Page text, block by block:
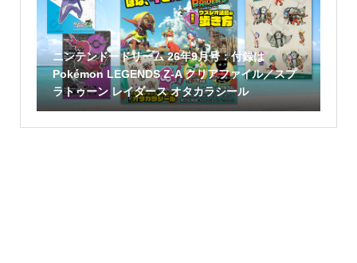
ニンテンドードリーム 26年9月号：付録は
Pokémon LEGENDS Z-A クリアファイル／スプ
ラトゥーン レイダース オタカラシール